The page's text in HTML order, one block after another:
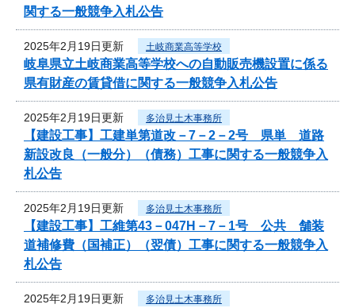
関する一般競争入札公告
2025年2月19日更新 土岐商業高等学校
岐阜県立土岐商業高等学校への自動販売機設置に係る
県有財産の賃貸借に関する一般競争入札公告
2025年2月19日更新 多治見土木事務所
【建設工事】工建単第道改－7－2－2号 県単 道路
新設改良（一般分）（債務）工事に関する一般競争入
札公告
2025年2月19日更新 多治見土木事務所
【建設工事】工維第43－047H－7－1号 公共 舗装
道補修費（国補正）（翌債）工事に関する一般競争入
札公告
2025年2月19日更新 多治見土木事務所